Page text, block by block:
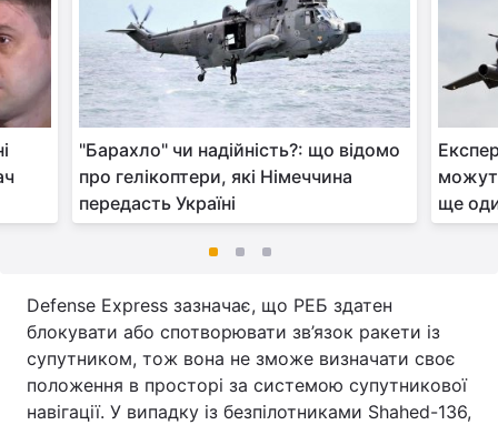
"Барахло" чи надійність?: що відомо
про гелікоптери, які Німеччина
передасть Україні
ще
Defense Express зазначає, що РЕБ здатен
блокувати або спотворювати зв’язок ракети із
супутником, тож вона не зможе визначати своє
положення в просторі за системою супутникової
навігації. У випадку із безпілотниками Shahed-136,